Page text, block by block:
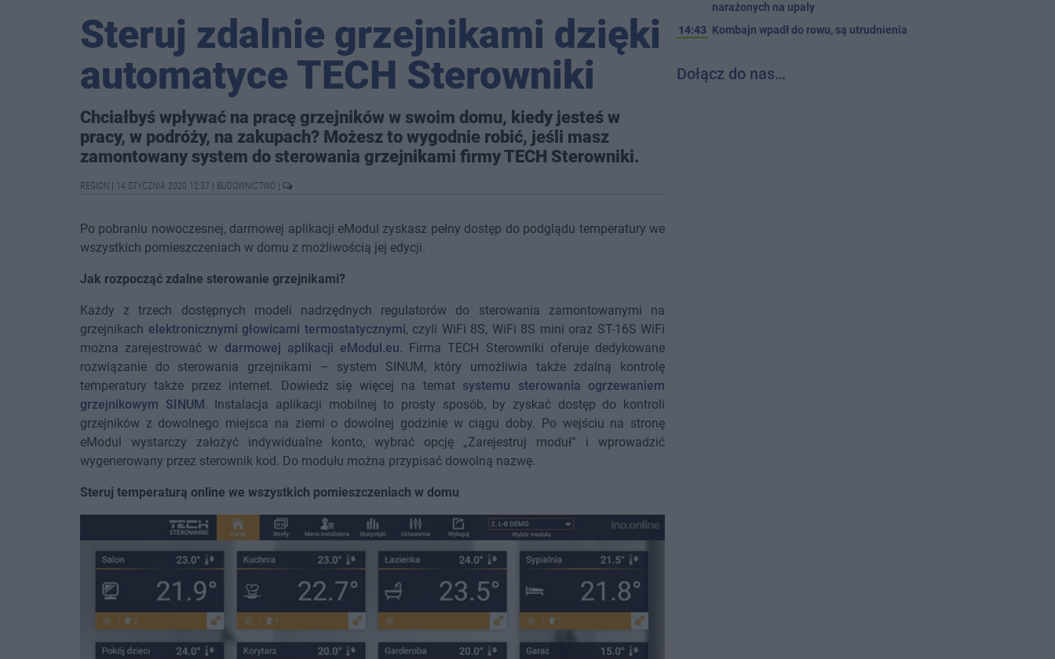
Steruj zdalnie grzejnikami dzięki
automatyce TECH Sterowniki
Chciałbyś wpływać na pracę grzejników w swoim domu, kiedy jesteś w
pracy, w podróży, na zakupach? Możesz to wygodnie robić, jeśli masz
zamontowany system do sterowania grzejnikami firmy TECH Sterowniki.
REGION 14 STYCZNIA 2020 12:37 BUDOWNICTWO
Po pobraniu nowoczesnej, darmowej aplikacji eModul zyskasz pełny dostęp do podglądu temperatury we
wszystkich pomieszczeniach w domu z możliwością jej edycji.
Jak rozpocząć zdalne sterowanie grzejnikami?
Każdy z trzech dostępnych modeli nadrzędnych regulatorów do sterowania zamontowanymi na
grzejnikach elektronicznymi głowicami termostatycznymi, czyli WiFi 8S, WiFi 8S mini oraz ST-16S WiFi
można zarejestrować w darmowej aplikacji eModul.eu. Firma TECH Sterowniki oferuje dedykowane
rozwiązanie do sterowania grzejnikami – system SINUM, który umożliwia także zdalną kontrolę
temperatury także przez internet. Dowiedz się więcej na temat systemu sterowania ogrzewaniem
grzejnikowym SINUM. Instalacja aplikacji mobilnej to prosty sposób, by zyskać dostęp do kontroli
grzejników z dowolnego miejsca na ziemi o dowolnej godzinie w ciągu doby. Po wejściu na stronę
eModul wystarczy założyć indywidualne konto, wybrać opcję „Zarejestruj moduł” i wprowadzić
wygenerowany przez sterownik kod. Do modułu można przypisać dowolną nazwę.
Steruj temperaturą online we wszystkich pomieszczeniach w domu
narażonych na upały
14:43 Kombajn wpadł do rowu, są utrudnienia
Dołącz do nas…